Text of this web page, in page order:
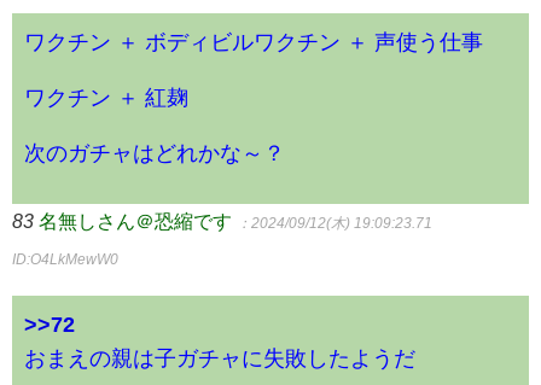
ワクチン ＋ ボディビルワクチン ＋ 声使う仕事
ワクチン ＋ 紅麹
次のガチャはどれかな～？
83 名無しさん＠恐縮です ：2024/09/12(木) 19:09:23.71
ID:O4LkMewW0
>>72
おまえの親は子ガチャに失敗したようだ